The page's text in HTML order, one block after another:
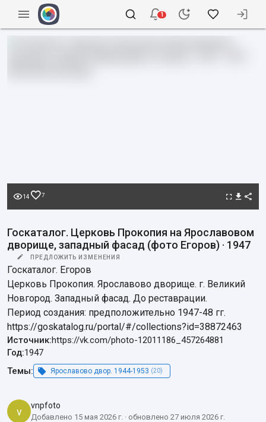
1
14 7
Госкаталог. Церковь Прокопия на Ярославовом
дворище, западный фасад (фото Егоров) · 1947
ПРЕДЛОЖИТЬ ИЗМЕНЕНИЯ
Госкаталог. Егоров
Церковь Прокопия. Ярославово дворище. г. Великий
Новгород. Западный фасад. До реставрации.
Период создания: предположительно 1947-48 гг.
https://goskatalog.ru/portal/#/collections?id=38872463
Источник:https://vk.com/photo-12011186_457264881
Год:1947
Темы:
Ярославово двор. 1944-1953 (20)
v vnpfoto
Добавлено 15 мая 2026 г. · обновлено 27 июля 2026 г.